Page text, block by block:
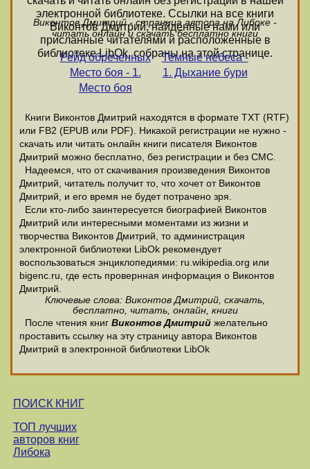
электронной библиотеке. Ссылки на все книги
Виконтов Дмитрий, найденные нами или
присланные читателями и расположенные в
библиотеке LibOk, собраны на этой странице.
Виконтов Дмитрий - страница автора на Либоке -
читать онлайн и скачать бесплатно книги
Рейд обреченных
Место боя - 1.
Место боя
Темные небеса -
1. Дыхание бури
Книги Виконтов Дмитрий находятся в формате ТХТ (RTF)
или FB2 (EPUB или PDF). Никакой регистрации не нужно -
скачать или читать онлайн книги писателя Виконтов
Дмитрий можно бесплатно, без регистрации и без СМС.
Надеемся, что от скачивания произведения Виконтов
Дмитрий, читатель получит то, что хочет от Виконтов
Дмитрий, и его время не будет потрачено зря.
Если кто-либо заинтересуется биографией Виконтов
Дмитрий или интересными моментами из жизни и
творчества Виконтов Дмитрий, то администрация
электронной библиотеки LibOk рекомендует
воспользоваться энциклопедиями: ru.wikipedia.org или
bigenc.ru, где есть провернная информация о Виконтов
Дмитрий.
Ключевые слова: Виконтов Дмитрий, скачать,
бесплатно, читать, онлайн, книги
После чтения книг Виконтов Дмитрий желательно
проставить ссылку на эту страницу автора Виконтов
Дмитрий в электронной библиотеки LibOk
ПОИСК КНИГ
ТОП лучших
авторов книг
Либока